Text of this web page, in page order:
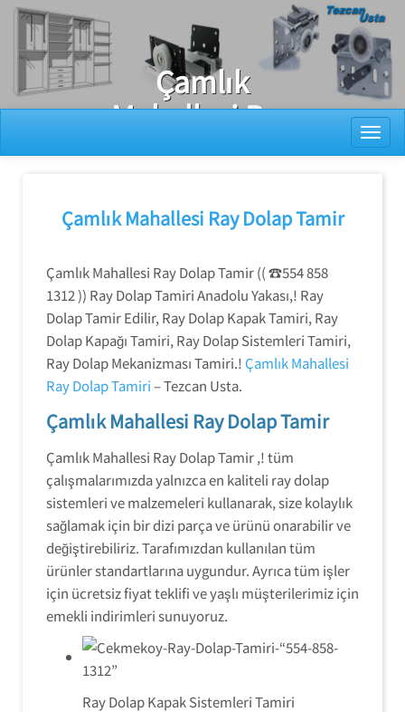
Ray Dolap Tamiri
Çamlık
Mahallesi Ray
Dolap
Tamiri
Çamlık Mahallesi Ray Dolap Tamir
Çamlık Mahallesi Ray Dolap Tamir (( ☎️554 858
1312 )) Ray Dolap Tamiri Anadolu Yakası,! Ray
Dolap Tamir Edilir, Ray Dolap Kapak Tamiri, Ray
Dolap Kapağı Tamiri, Ray Dolap Sistemleri Tamiri,
Ray Dolap Mekanizması Tamiri.! Çamlık Mahallesi
Ray Dolap Tamiri– Tezcan Usta.
Çamlık Mahallesi Ray Dolap Tamir
Çamlık Mahallesi Ray Dolap Tamir ,! tüm
çalışmalarımızda yalnızca en kaliteli ray dolap
sistemleri ve malzemeleri kullanarak, size kolaylık
sağlamak için bir dizi parça ve ürünü onarabilir ve
değiştirebiliriz. Tarafımızdan kullanılan tüm
ürünler standartlarına uygundur. Ayrıca tüm işler
için ücretsiz fiyat teklifi ve yaşlı müşterilerimiz için
emekli indirimleri sunuyoruz.
Ray Dolap Kapak Sistemleri Tamiri